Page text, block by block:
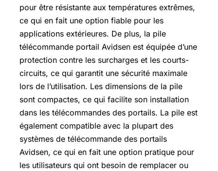
pour être résistante aux températures extrêmes,
ce qui en fait une option fiable pour les
applications extérieures. De plus, la pile
télécommande portail Avidsen est équipée d’une
protection contre les surcharges et les courts-
circuits, ce qui garantit une sécurité maximale
lors de l’utilisation. Les dimensions de la pile
sont compactes, ce qui facilite son installation
dans les télécommandes des portails. La pile est
également compatible avec la plupart des
systèmes de télécommande des portails
Avidsen, ce qui en fait une option pratique pour
les utilisateurs qui ont besoin de remplacer ou